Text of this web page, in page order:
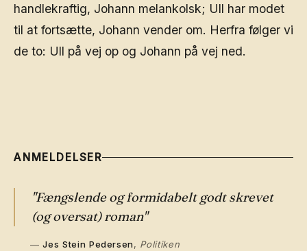
handlekraftig, Johann melankolsk; Ull har modet
til at fortsætte, Johann vender om. Herfra følger vi
de to: Ull på vej op og Johann på vej ned.
ANMELDELSER
"Fængslende og formidabelt godt skrevet
(og oversat) roman"
Jes Stein Pedersen, Politiken